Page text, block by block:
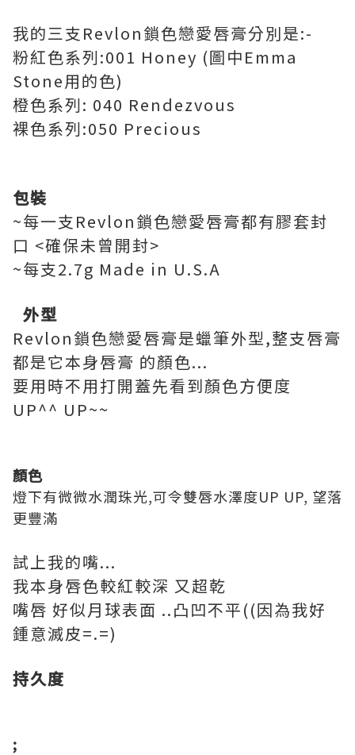
我的三支Revlon鎖色戀愛唇膏分別是:-
粉紅色系列:001 Honey (圖中Emma
Stone用的色)
橙色系列: 040 Rendezvous
裸色系列:050 Precious
包裝
~每一支Revlon鎖色戀愛唇膏都有膠套封
口 <確保未曾開封>
~每支2.7g Made in U.S.A
外型
Revlon鎖色戀愛唇膏是蠟筆外型,整支唇膏
都是它本身唇膏 的顏色...
要用時不用打開蓋先看到顏色方便度
UP^^ UP~~
顏色
燈下有微微水潤珠光,可令雙唇水澤度UP UP, 望落
更豐滿
試上我的嘴...
我本身唇色較紅較深 又超乾
嘴唇 好似月球表面 ..凸凹不平((因為我好
鍾意滅皮=.=)
持久度
;